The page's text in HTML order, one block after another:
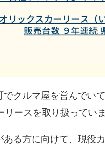
クルマ屋を営んでい
ースを取り扱っていま
る方に向けて、現役